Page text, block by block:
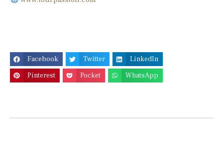
Facebook Twitter
LinkedIn
Pinterest
Pocket WhatsApp